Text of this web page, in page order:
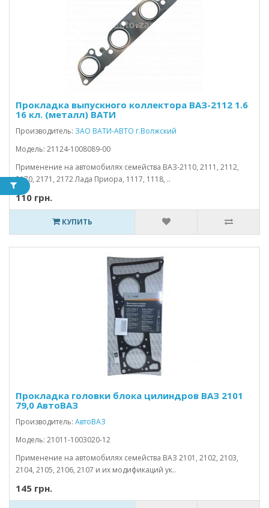
Прокладка выпускного коллектора ВАЗ-2112 1.6
16 кл. (металл) ВАТИ
Производитель: ЗАО ВАТИ-АВТО г.Волжский
Модель: 21124-1008089-00
Применение на автомобилях семейства ВАЗ-2110, 2111, 2112,
2170, 2171, 2172 Лада Приора, 1117, 1118, ..
110 грн.
КУПИТЬ
Прокладка головки блока цилиндров ВАЗ 2101
79,0 АвтоВАЗ
Производитель: АвтоВАЗ
Модель: 21011-1003020-12
Применение на автомобилях семейства ВАЗ 2101, 2102, 2103,
2104, 2105, 2106, 2107 и их модификаций ук..
145 грн.